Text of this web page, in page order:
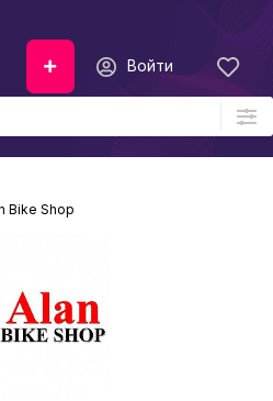
Войти
Bike Shop